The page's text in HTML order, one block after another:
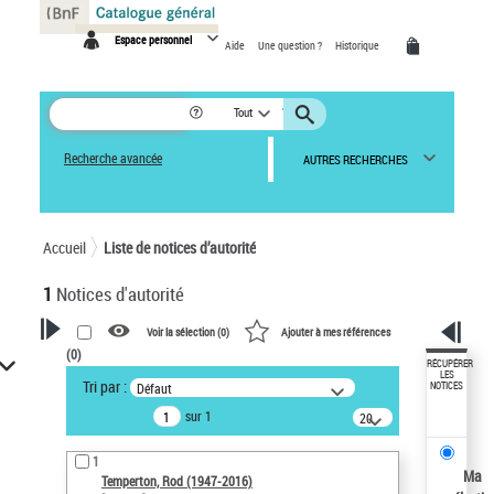
Espace personnel Aide Une question ? Historique
Tout
Recherche avancée AUTRES RECHERCHES
Accueil Liste de notices d’autorité
1 Notices d'autorité
VOTRE RECHERCHE
Recherche avancée dans les
notices d’autorité
Œuvres liées à l'auteur :
Temperton, Rod (1947-2016)
Voir la sélection (0) Ajouter à mes références
(0)
Tri par : Défaut
sur 1
20
résultats/page
1
Temperton, Rod (1947-2016)
RÉCUPÉRER
LES
NOTICES
Ma
Panneau de gestion des cookies